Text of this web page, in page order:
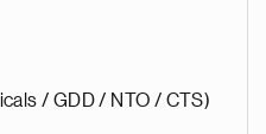
/ GDD / NTO / CTS)